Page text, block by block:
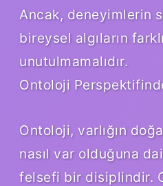
Ancak, deneyimlerin
bireysel algıların
unutulmamalıdır.
Ontoloji
Ontoloji, varlığın
nasıl var olduğuna
felsefi bir disiplindir.